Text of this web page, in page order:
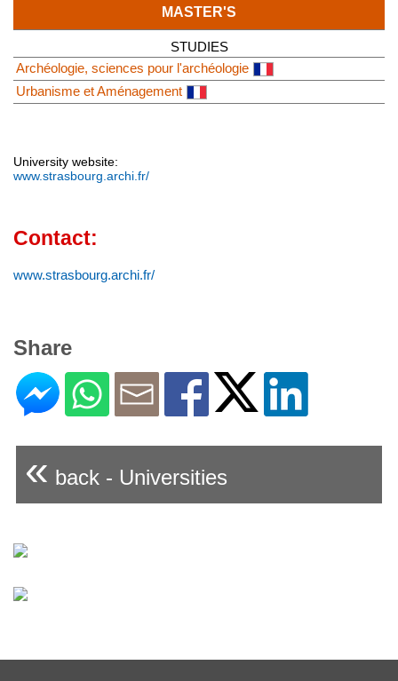
MASTER'S
STUDIES
Archéologie, sciences pour l'archéologie
Urbanisme et Aménagement
University website:
www.strasbourg.archi.fr/
Contact:
www.strasbourg.archi.fr/
Share
« back - Universities